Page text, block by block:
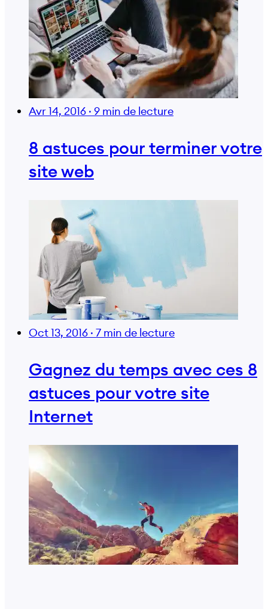
Avr 14, 2016 · 9 min de lecture
8 astuces pour terminer votre
site web
Oct 13, 2016 · 7 min de lecture
Gagnez du temps avec ces 8
astuces pour votre site
Internet